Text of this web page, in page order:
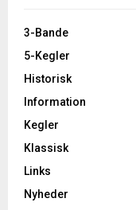
3-Bande
5-Kegler
Historisk
Information
Kegler
Klassisk
Links
Nyheder